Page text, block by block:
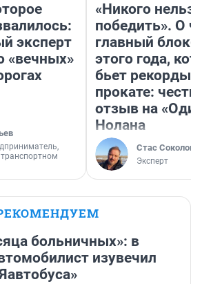
эксперт
«вечных»
«Никого нельзя
победить». О
главный
этого года,
бьет рекорды в
прокате:
отзыв на
Нолана
Стас Соколов
Эксперт
больничных»: в
изувечил